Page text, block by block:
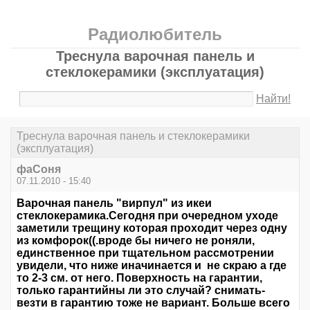
Радиолюбитель
Треснула варочная панель и
стеклокерамики (эксплуатация)
Найти!
Треснула варочная панель и стеклокерамики
(эксплуатация)
фаСоня
07.11.2010 - 15:40
Варочная панель "вирпул" из икеи
стеклокерамика.Сегодня при очередном уходе
заметили трещину которая проходит через одну
из комфорок((.вроде бы ничего не роняли,
единственное при тщательном рассмотрении
увидели, что ниже иначинается и не скраю а где
то 2-3 см. от него. Поверхность на гарантии,
только гарантийны ли это случай? снимать-
везти в гарантию тоже не вариант. Больше всего